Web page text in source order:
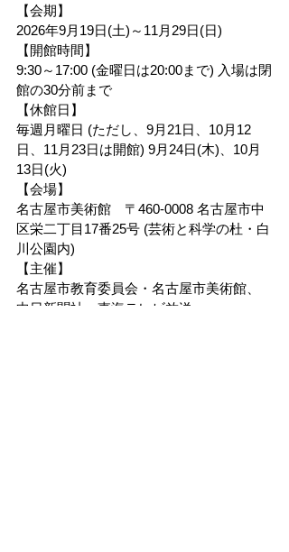
【会期】
2026年9月19日(土)～11月29日(日)
【開館時間】
9:30～17:00 (金曜日は20:00まで) 入場は閉
館の30分前まで
【休館日】
毎週月曜日 (ただし、9月21日、10月12
日、11月23日は開館) 9月24日(木)、10月
13日(火)
【会場】
名古屋市美術館　〒460-0008 名古屋市中
区栄二丁目17番25号 (芸術と科学の杜・白
川公園内)
【主催】
名古屋市教育委員会・名古屋市美術館、
中日新聞社、東海テレビ放送